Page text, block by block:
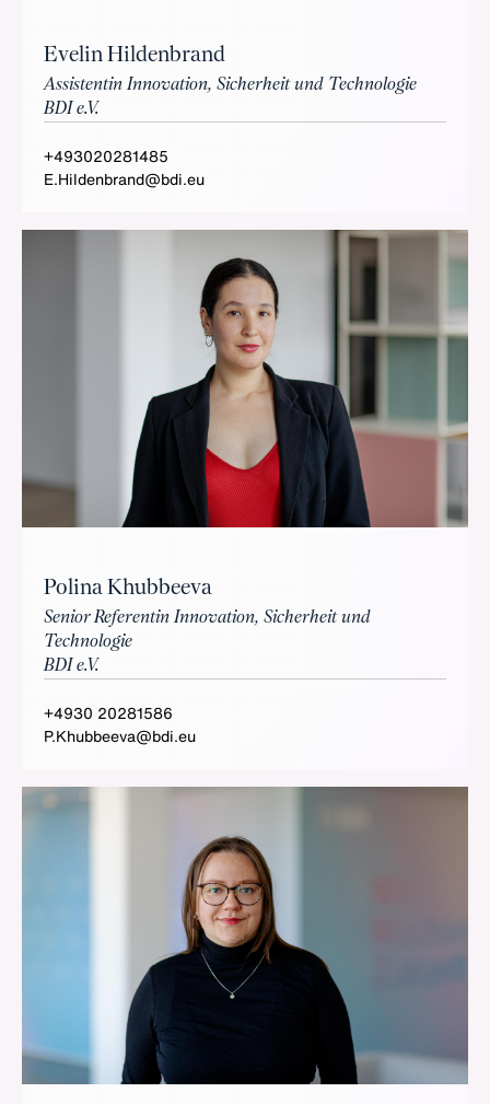
Evelin Hildenbrand
Assistentin Innovation, Sicherheit und Technologie
BDI e.V.
+493020281485
E.Hildenbrand@bdi.eu
Polina Khubbeeva
Senior Referentin Innovation, Sicherheit und
Technologie
BDI e.V.
+4930 20281586
P.Khubbeeva@bdi.eu